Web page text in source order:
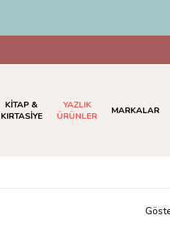
KİTAP &
KIRTASİYE
YAZLIK
ÜRÜNLER
MARKALAR